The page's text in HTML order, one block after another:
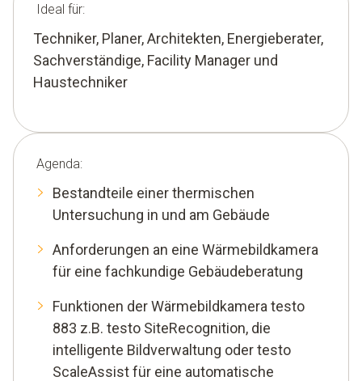
Ideal für:
Techniker, Planer, Architekten, Energieberater,
Sachverständige, Facility Manager und
Haustechniker
Agenda:
Bestandteile einer thermischen
Untersuchung in und am Gebäude
Anforderungen an eine Wärmebildkamera
für eine fachkundige Gebäudeberatung
Funktionen der Wärmebildkamera testo
883 z.B. testo SiteRecognition, die
intelligente Bildverwaltung oder testo
ScaleAssist für eine automatische